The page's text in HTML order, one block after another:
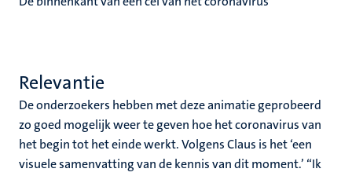
Relevantie
De onderzoekers hebben met deze animatie geprobeerd
zo goed mogelijk weer te geven hoe het coronavirus van
het begin tot het einde werkt. Volgens Claus is het ‘een
visuele samenvatting van de kennis van dit moment.’ “Ik